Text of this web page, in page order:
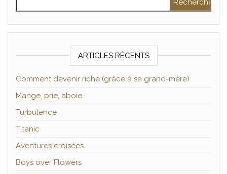
ARTICLES RÉCENTS
Comment devenir riche (grâce à sa grand-mère)
Mange, prie, aboie
Turbulence
Titanic
Aventures croisées
Boys over Flowers